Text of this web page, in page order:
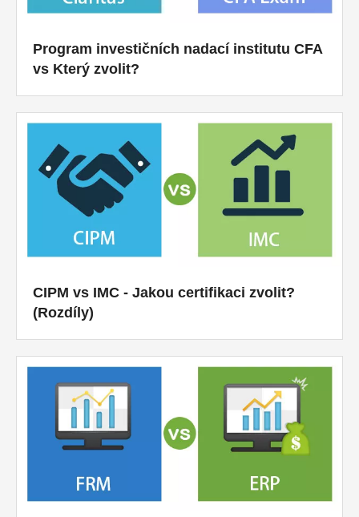
Program investičních nadací institutu CFA
vs Který zvolit?
CIPM vs IMC - Jakou certifikaci zvolit?
(Rozdíly)